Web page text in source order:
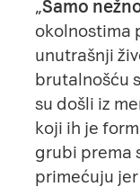
„Samo
okolnostima
unutrašnji
brutalnošću
su došli iz
koji ih je
grubi prema
primećuju